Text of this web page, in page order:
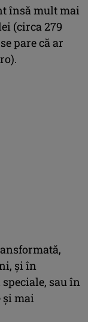
însă mult mai
(circa 279
pare că ar
şi în
sau în
şi mai